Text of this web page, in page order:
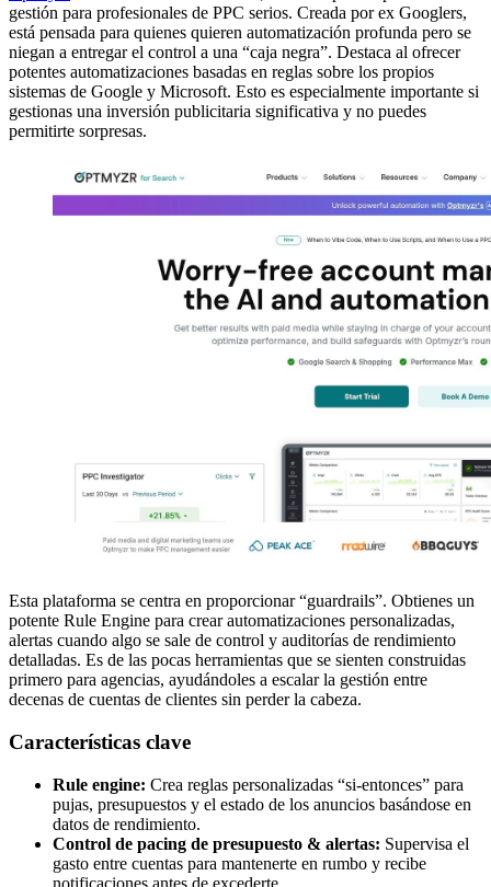
gestión para profesionales de PPC serios. Creada por ex Googlers,
está pensada para quienes quieren automatización profunda pero se
niegan a entregar el control a una “caja negra”. Destaca al ofrecer
potentes automatizaciones basadas en reglas sobre los propios
sistemas de Google y Microsoft. Esto es especialmente importante si
gestionas una inversión publicitaria significativa y no puedes
permitirte sorpresas.
Esta plataforma se centra en proporcionar “guardrails”. Obtienes un
potente Rule Engine para crear automatizaciones personalizadas,
alertas cuando algo se sale de control y auditorías de rendimiento
detalladas. Es de las pocas herramientas que se sienten construidas
primero para agencias, ayudándoles a escalar la gestión entre
decenas de cuentas de clientes sin perder la cabeza.
Características clave
Rule engine: Crea reglas personalizadas “si-entonces” para
pujas, presupuestos y el estado de los anuncios basándose en
datos de rendimiento.
Control de pacing de presupuesto & alertas: Supervisa el
gasto entre cuentas para mantenerte en rumbo y recibe
notificaciones antes de excederte.